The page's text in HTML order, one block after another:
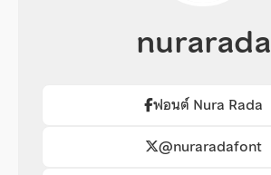
nurarada
ฟอนต์ Nura Rada
@nuraradafont